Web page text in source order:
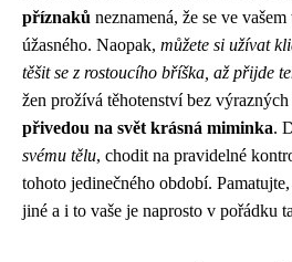
příznaků neznamená, že se ve
úžasného. Naopak, můžete si užívat
těšit se z rostoucího bříška, až přijde
žen prožívá těhotenství bez
přivedou na svět krásná miminka.
svému tělu, chodit na pravidelné
tohoto jedinečného období.
jiné a i to vaše je naprosto v pořádku